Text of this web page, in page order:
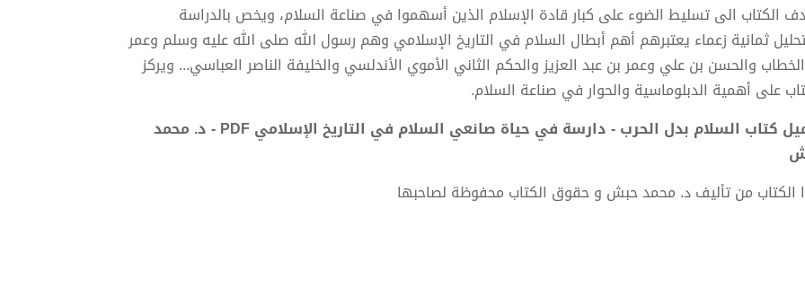
الكتاب الى تسليط الضوء على كبار قادة الإسلام الذين أسهموا في صناعة السلام، ويخص بالدراسة
ثمانية زعماء يعتبرهم أهم أبطال السلام في التاريخ الإسلامي وهم رسول الله صلى الله عليه وسلم وعمر
والحسن بن علي وعمر بن عبد العزيز والحكم الثاني الأموي الأندلسي والخليفة الناصر العباسي... ويركز
على أهمية الدبلوماسية والحوار في صناعة السلام.
تحميل كتاب السلام بدل الحرب - دارسة في حياة صانعي السلام في التاريخ الإسلامي PDF - د. محمد
الكتاب من تأليف د. محمد حبش و حقوق الكتاب محفوظة لصاحبها